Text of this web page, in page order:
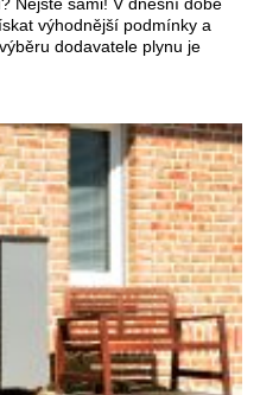
Nejste sami! V dnešní době
výhodnější podmínky a
dodavatele plynu je